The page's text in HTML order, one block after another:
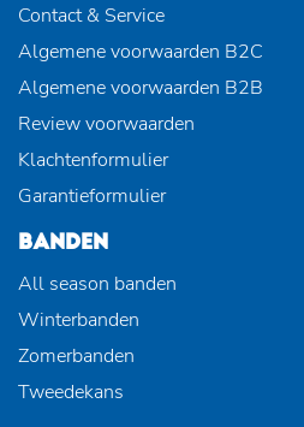
Contact & Service
Algemene voorwaarden B2C
Algemene voorwaarden B2B
Review voorwaarden
Klachtenformulier
Garantieformulier
BANDEN
All season banden
Winterbanden
Zomerbanden
Tweedekans